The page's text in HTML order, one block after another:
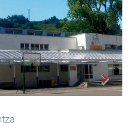
- Arropa-dendak
Next